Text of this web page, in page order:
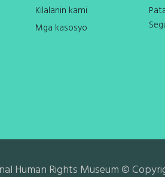
Kilalanin kami
Mga kasosyo
Human Rights Museum ©